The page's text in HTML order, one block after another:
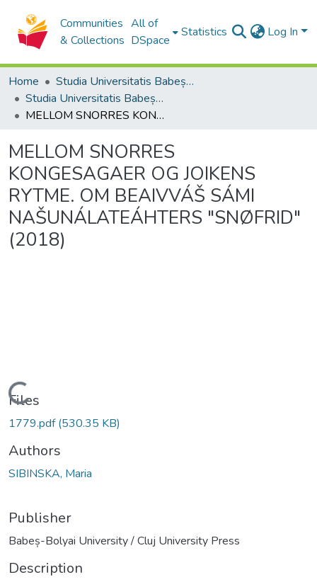
Communities
& Collections
All of
DSpace
Statistics Log In
Home
Studia Universitatis Babeș-Bolyai Collection
Studia Universitatis Babeș-Bolyai Philologia
MELLOM SNORRES KONGESAGAER OG JOIKENS RYTME. OM BEAIVVÁŠ SÁMI NAŠUNÁLATEÁHTERS "SNØFRID" (2018)
MELLOM SNORRES
KONGESAGAER OG JOIKENS
RYTME. OM BEAIVVÁŠ SÁMI
NAŠUNÁLATEÁHTERS "SNØFRID"
(2018)
Loading...
Files
1779.pdf(530.35 KB)
Authors
SIBINSKA, Maria
Publisher
Babeș-Bolyai University / Cluj University Press
Description